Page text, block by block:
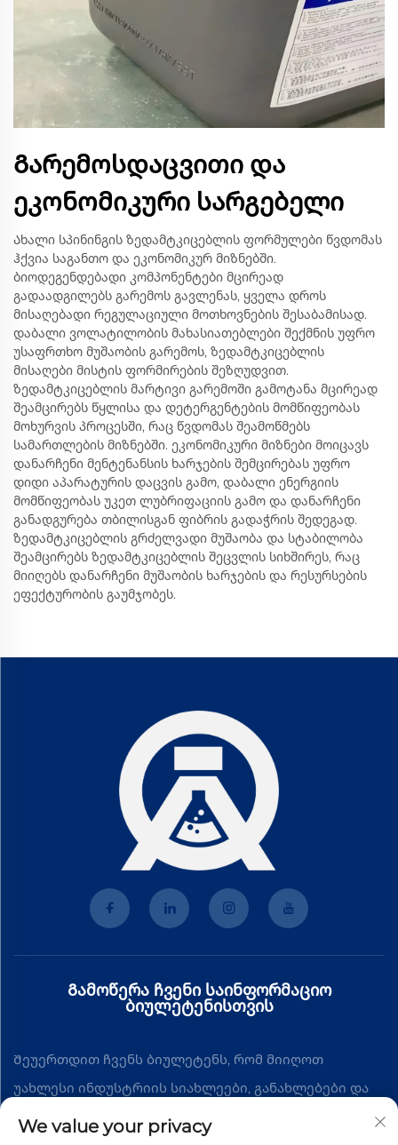
Გარემოსდაცვითი და
ეკონომიკური სარგებელი
Ახალი სპინინგის ზედამტკიცებლის ფორმულები წვდომას
ჰქვია საგანთო და ეკონომიკურ მიზნებში.
ბიოდეგენდებადი კომპონენტები მცირეად
გადაადგილებს გარემოს გავლენას, ყველა დროს
მისაღებადი რეგულაციული მოთხოვნების შესაბამისად.
დაბალი ვოლატილობის მახასიათებლები შექმნის უფრო
უსაფრთხო მუშაობის გარემოს, ზედამტკიცებლის
მისაღები მისტის ფორმირების შეზღუდვით.
ზედამტკიცებლის მარტივი გარემოში გამოტანა მცირეად
შეამცირებს წყლისა და დეტერგენტების მომწიფეობას
მოხურვის პროცესში, რაც წვდომას შეამოწმებს
სამართლების მიზნებში. ეკონომიკური მიზნები მოიცავს
დანარჩენი მენტენანსის ხარჯების შემცირებას უფრო
დიდი აპარატურის დაცვის გამო, დაბალი ენერგიის
მომწიფეობას უკეთ ლუბრიფაციის გამო და დანარჩენი
განადგურება თბილისგან ფიბრის გადაჭრის შედეგად.
ზედამტკიცებლის გრძელვადი მუშაობა და სტაბილობა
შეამცირებს ზედამტკიცებლის შეცვლის სიხშირეს, რაც
მიიღებს დანარჩენი მუშაობის ხარჯების და რესურსების
ეფექტურობის გაუმჯობეს.
Გამოწერა ჩვენი საინფორმაციო
ბიულეტენისთვის
Შეუერთდით ჩვენს ბიულეტენს, რომ მიიღოთ
უახლესი ინდუსტრიის სიახლეები, განახლებები და
შეხედულებები ჩვენი გუნდისგან.
We value your privacy